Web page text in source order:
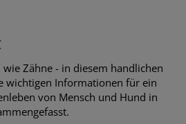
wie Zähne - in diesem handlichen
wichtigen Informationen für ein
von Mensch und Hund in